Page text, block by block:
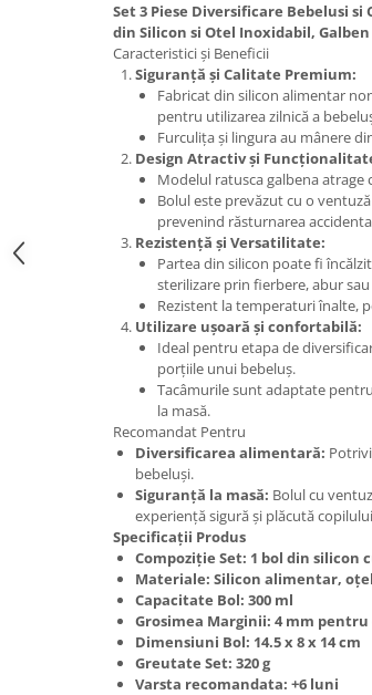
Set 3 Piese Diversificare Bebelusi
din Silicon si Otel Inoxidabil, Galben
Caracteristici și Beneficii
Siguranță și Calitate Premium:
Fabricat din silicon alimentar
pentru utilizarea zilnică a
Furculița și lingura au mânere
Design Atractiv și
Modelul ratusca galbena atrage
Bolul este prevăzut cu o
prevenind răsturnarea
Rezistență și Versatilitate:
Partea din silicon poate fi
sterilizare prin fierbere, abur
Rezistent la temperaturi înalte,
Utilizare ușoară și confortabilă:
Ideal pentru etapa de
porțiile unui bebeluș.
Tacâmurile sunt adaptate
la masă.
Recomandat Pentru
Diversificarea alimentară:
bebeluși.
Siguranță la masă: Bolul cu
experiență sigură și plăcută
Specificații Produs
Compoziție Set: 1 bol din
Materiale: Silicon alimentar,
Capacitate Bol: 300 ml
Grosimea Marginii: 4 mm
Dimensiuni Bol: 14.5 x 8 x 14 cm
Greutate Set: 320 g
Varsta recomandata: +6 luni